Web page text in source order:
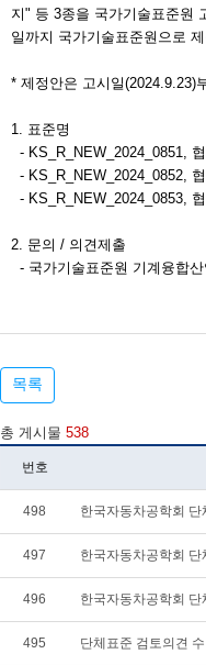
지" 등 3종을 국가기술표준원
일까지 국가기술표준원으로
* 제정안은 고시일(2024.9.23)
1. 표준명
- KS_R_NEW_2024_0851,
- KS_R_NEW_2024_0852,
- KS_R_NEW_2024_0853,
2. 문의 / 의견제출
- 국가기술표준원 기계융합
목록
총 게시물 538
번호
498 한국자동차공학회
497 한국자동차공학회
496 한국자동차공학회
495 단체표준 검토의견